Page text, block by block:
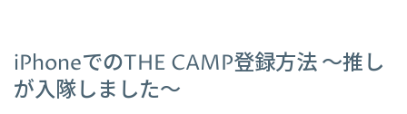
iPhoneでのTHE CAMP登録方法 〜推し
が入隊しました〜